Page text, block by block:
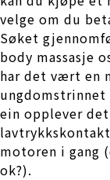
velge om du
Søket
body massasje
har det vært en
ungdomstrinnet
ein opplever
motoren i gang
ok?).